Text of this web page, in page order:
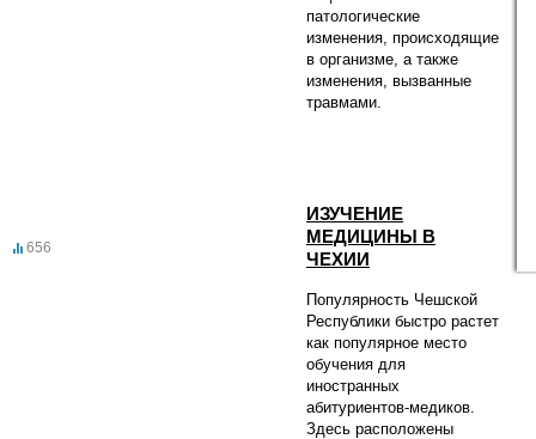
патологические
изменения, происходящие
в организме, а также
изменения, вызванные
травмами.
656
ИЗУЧЕНИЕ
МЕДИЦИНЫ В
ЧЕХИИ
Популярность Чешской
Республики быстро растет
как популярное место
обучения для
иностранных
абитуриентов-медиков.
Здесь расположены